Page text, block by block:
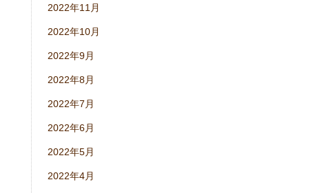
2022年11月
2022年10月
2022年9月
2022年8月
2022年7月
2022年6月
2022年5月
2022年4月